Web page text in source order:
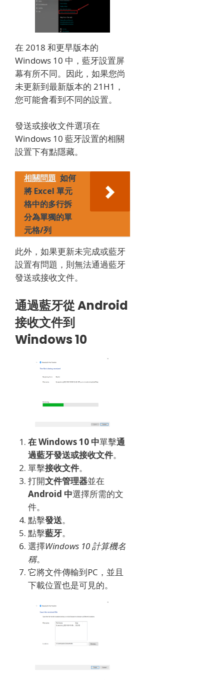
在 2018 和更早版本的
Windows 10 中，藍牙設置屏
幕有所不同。 因此，如果您尚
未更新到最新版本的 21H1，
您可能會看到不同的設置。
發送或接收文件選項在
Windows 10 藍牙設置的相關
設置下有點隱藏。
相關問題 如何
將 Excel 單元
格中的多行拆
分為單獨的單
元格/列
此外，如果更新未完成或藍牙
設置有問題，則無法通過藍牙
發送或接收文件。
通過藍牙從 Android
接收文件到
Windows 10
在 Windows 10 中單擊通
過藍牙發送或接收文件。
單擊接收文件。
打開文件管理器並在
Android 中選擇所需的文
件。
點擊發送。
點擊藍牙。
選擇Windows 10 計算機名
稱。
它將文件傳輸到PC，並且
下載位置也是可見的。